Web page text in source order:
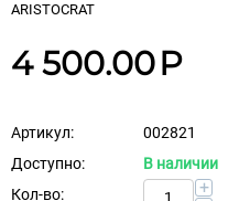
ARISTOCRAT
4 500.00Р
Артикул:
002821
Доступно:
В наличии
Кол-во:
+